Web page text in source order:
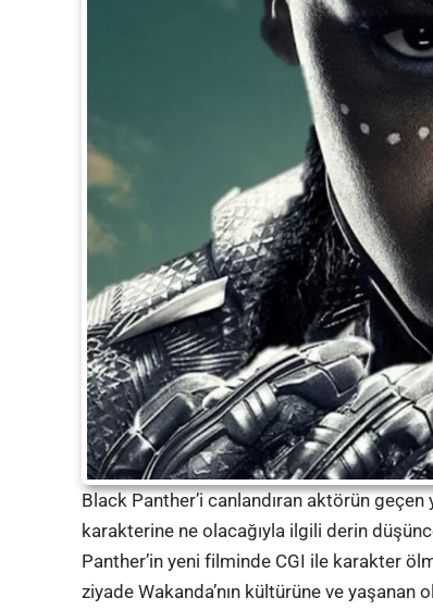
Black Panther’i canlandıran aktörün
karakterine ne olacağıyla ilgili derin
Panther’in yeni filminde CGI ile karakter
ziyade Wakanda’nın kültürüne ve yaşanan